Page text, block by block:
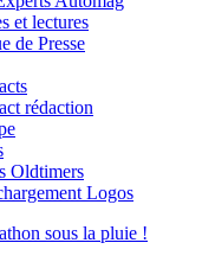
et lectures
de Presse
rédaction
Oldtimers
Logos
sous la pluie !